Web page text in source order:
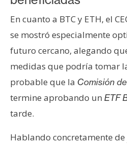
d
a
d
En cuanto a BTC y ETH, el
se mostró especialmente
futuro cercano, alegando
medidas que podría tomar
probable que la Comisión
termine aprobando un ETF
tarde.
Hablando concretamente de